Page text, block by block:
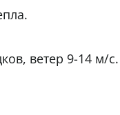
ветер 9-14 м/